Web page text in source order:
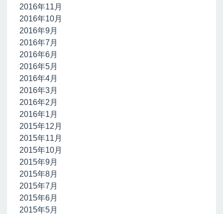
2016年11月
2016年10月
2016年9月
2016年7月
2016年6月
2016年5月
2016年4月
2016年3月
2016年2月
2016年1月
2015年12月
2015年11月
2015年10月
2015年9月
2015年8月
2015年7月
2015年6月
2015年5月